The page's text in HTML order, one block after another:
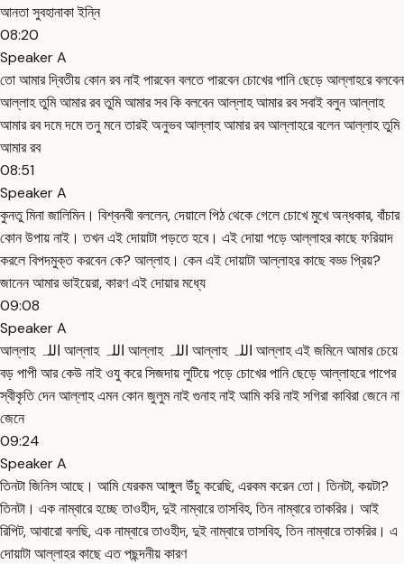
আনতা সুবহানাকা ইন্নি
08:20
Speaker A
তো আমার দ্বিতীয় কোন রব নাই পারবেন বলতে পারবেন চোখের পানি ছেড়ে আল্লাহরে বলবেন
আল্লাহ তুমি আমার রব তুমি আমার সব কি বলবেন আল্লাহ আমার রব সবাই বলুন আল্লাহ
আমার রব দমে দমে তনু মনে তারই অনুভব আল্লাহ আমার রব আল্লাহরে বলেন আল্লাহ তুমি
আমার রব
08:51
Speaker A
কুনতু মিনা জালিমিন। বিশ্বনবী বললেন, দেয়ালে পিঠ থেকে গেলে চোখে মুখে অন্ধকার, বাঁচার
কোন উপায় নাই। তখন এই দোয়াটা পড়তে হবে। এই দোয়া পড়ে আল্লাহর কাছে ফরিয়াদ
করলে বিপদমুক্ত করবেন কে? আল্লাহ। কেন এই দোয়াটা আল্লাহর কাছে বড্ড প্রিয়?
জানেন আমার ভাইয়েরা, কারণ এই দোয়ার মধ্যে
09:08
Speaker A
আল্লাহ اللہ আল্লাহ اللہ আল্লাহ اللہ আল্লাহ اللہ আল্লাহ এই জমিনে আমার চেয়ে
বড় পাপী আর কেউ নাই ওযু করে সিজদায় লুটিয়ে পড়ে চোখের পানি ছেড়ে আল্লাহরে পাপের
স্বীকৃতি দেন আল্লাহ এমন কোন জুলুম নাই গুনাহ নাই আমি করি নাই সগিরা কাবিরা জেনে না
জেনে
09:24
Speaker A
তিনটা জিনিস আছে। আমি যেরকম আঙ্গুল উঁচু করেছি, এরকম করেন তো। তিনটা, কয়টা?
তিনটা। এক নাম্বারে হচ্ছে তাওহীদ, দুই নাম্বারে তাসবিহ, তিন নাম্বারে তাকরির। আই
রিপিট, আবারো বলছি, এক নাম্বারে তাওহীদ, দুই নাম্বারে তাসবিহ, তিন নাম্বারে তাকরির। এ
দোয়াটা আল্লাহর কাছে এত পছন্দনীয় কারণ